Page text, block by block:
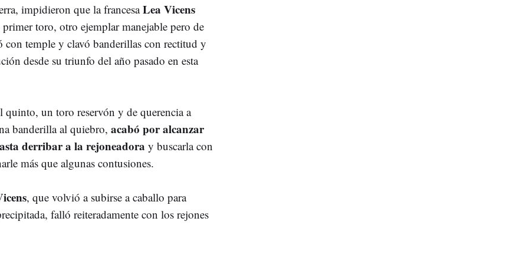
impidieron que la francesaLea Vicens
toro, otro ejemplar manejable pero de
temple y clavó banderillas con rectitud y
desde su triunfo del año pasado en esta
un toro reservón y de querencia a
banderilla al quiebro, acabó por alcanzar
derribar a la rejoneadora y buscarla con
más que algunas contusiones.
, que volvió a subirse a caballo para
falló reiteradamente con los rejones